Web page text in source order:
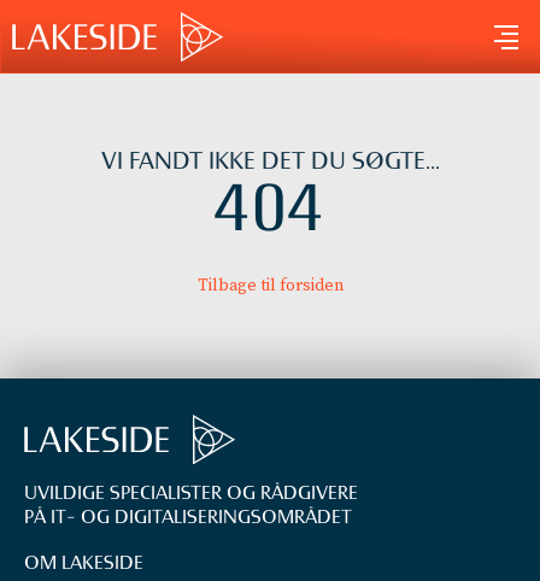
indholdet
VI FANDT IKKE DET DU SØGTE...
404
Tilbage til forsiden
UVILDIGE SPECIALISTER OG RÅDGIVERE
PÅ IT- OG DIGITALISERINGS­OMRÅDET
OM LAKESIDE